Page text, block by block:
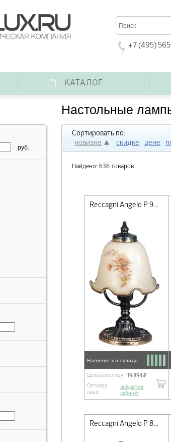
+7 (495)
КАТАЛОГ
руб.
Настольные
Сортировать по:
новизне
скидке цене
Найдено: 636 товаров
Reccagni Angelo P 965 Dec
Наличие на складе
Цена в розницу:
19 894 ₽
Оптовая
цена:
войдите в
кабинет
Reccagni Angelo P 8610 P